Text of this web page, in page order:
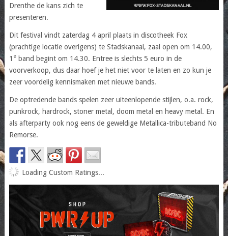
Drenthe de kans zich te
presenteren.
Dit festival vindt zaterdag 4 april plaats in discotheek Fox
(prachtige locatie overigens) te Stadskanaal, zaal open om 14.00,
1 eband begint om 14.30. Entree is slechts 5 euro in de
voorverkoop, dus daar hoef je het niet voor te laten en zo kun je
zeer voordelig kennismaken met nieuwe bands.
De optredende bands spelen zeer uiteenlopende stijlen, o.a. rock,
punkrock, hardrock, stoner metal, doom metal en heavy metal. En
als afterparty ook nog eens de geweldige Metallica-tributeband No
Remorse.
Loading Custom Ratings...